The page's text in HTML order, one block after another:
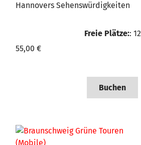
Hannovers Sehenswürdigkeiten
Freie Plätze:: 12
55,00 €
Buchen